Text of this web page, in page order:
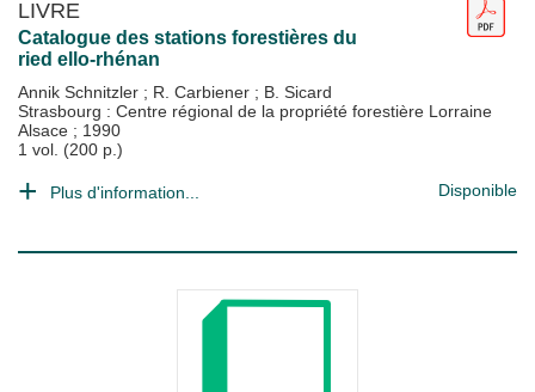
LIVRE
Catalogue des stations forestières du
ried ello-rhénan
Annik Schnitzler ; R. Carbiener ; B. Sicard
Strasbourg : Centre régional de la propriété forestière Lorraine
Alsace ; 1990
1 vol. (200 p.)
Plus d'information... Disponible